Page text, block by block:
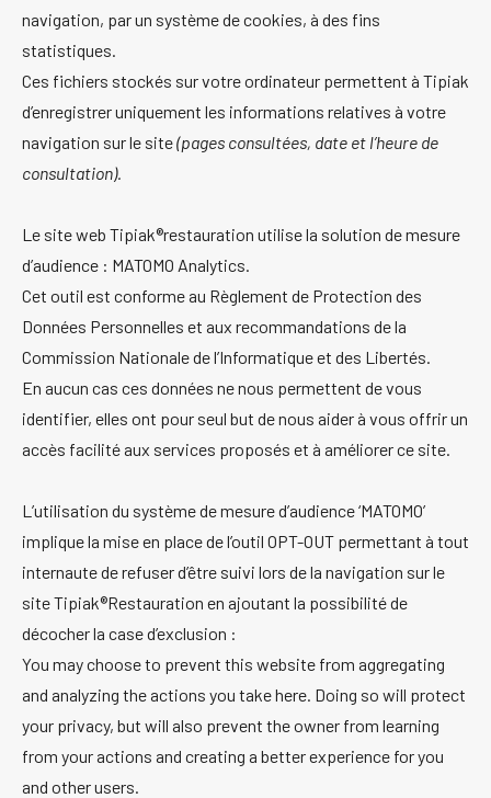
navigation, par un système de cookies, à des fins
statistiques.
Ces fichiers stockés sur votre ordinateur permettent à Tipiak
d’enregistrer uniquement les informations relatives à votre
navigation sur le site(pages consultées, date et l’heure de
consultation).
Le site web Tipiak®restauration utilise la solution de mesure
d’audience : MATOMO Analytics.
Cet outil est conforme au Règlement de Protection des
Données Personnelles et aux recommandations de la
Commission Nationale de l’Informatique et des Libertés.
En aucun cas ces données ne nous permettent de vous
identifier, elles ont pour seul but de nous aider à vous offrir un
accès facilité aux services proposés et à améliorer ce site.
L’utilisation du système de mesure d’audience ‘MATOMO’
implique la mise en place de l’outil OPT-OUT permettant à tout
internaute de refuser d’être suivi lors de la navigation sur le
site Tipiak®Restauration en ajoutant la possibilité de
décocher la case d’exclusion :
You may choose to prevent this website from aggregating
and analyzing the actions you take here. Doing so will protect
your privacy, but will also prevent the owner from learning
from your actions and creating a better experience for you
and other users.